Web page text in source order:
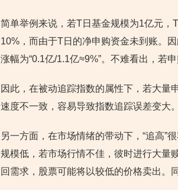
简单举例来说，若T日基金规模为1亿元
10%，而由于T日的净申购资金未到账。
涨幅为“0.1亿/1.1亿≈9%”。不难看出，若
因此，在被动追踪指数的属性下，若大量
速度不一致，容易导致指数追踪误差变大。
另一方面，在市场情绪的带动下，“追高”
规模低，若市场行情不佳，彼时进行大量
回需求，股票可能将以较低的价格卖出。